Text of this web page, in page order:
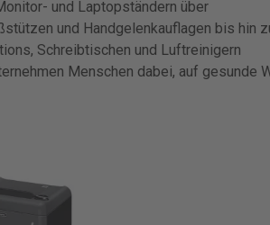
und Laptopständern über
und Handgelenkauflagen bis hin
Schreibtischen und Luftreinigern
Menschen dabei, auf gesunde